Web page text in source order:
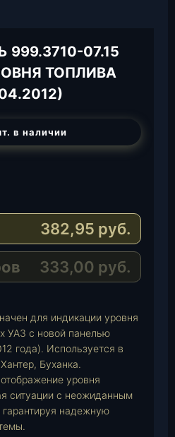
07.15
ТОПЛИВА
в наличии
382,95 руб.
333,00 руб.
для индикации уровня
УАЗ с новой панелью
года). Используется в
Буханка.
уровня
ситуации с неожиданным
надежную